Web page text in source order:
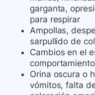
garganta,
para respirar
Ampollas,
sarpullido de
Cambios en el
Orina oscura o
vómitos, falta